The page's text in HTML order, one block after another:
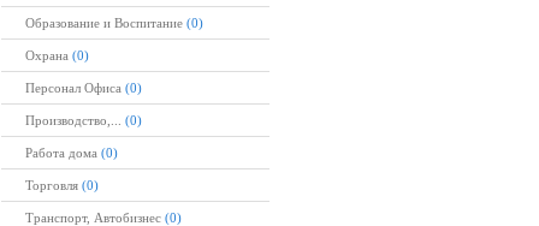
Образование и Воспитание (0)
Охрана (0)
Персонал Офиса (0)
Производство,... (0)
Работа дома (0)
Торговля (0)
Транспорт, Автобизнес (0)